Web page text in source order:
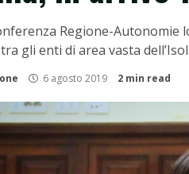
Regione-Autonomie
gli enti di area vasta
6 agosto 2019 2 min read